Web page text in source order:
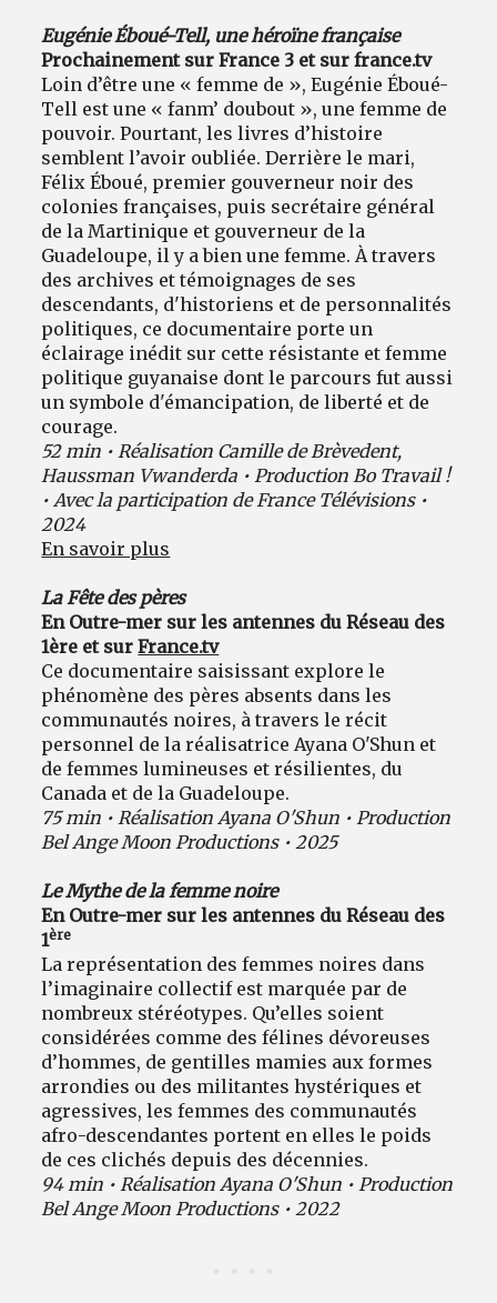
Eugénie Éboué-Tell, une héroïne française
Prochainement sur France 3 et sur france.tv
Loin d’être une « femme de », Eugénie Éboué-
Tell est une « fanm’ doubout », une femme de
pouvoir. Pourtant, les livres d’histoire
semblent l’avoir oubliée. Derrière le mari,
Félix Éboué, premier gouverneur noir des
colonies françaises, puis secrétaire général
de la Martinique et gouverneur de la
Guadeloupe, il y a bien une femme. À travers
des archives et témoignages de ses
descendants, d'historiens et de personnalités
politiques, ce documentaire porte un
éclairage inédit sur cette résistante et femme
politique guyanaise dont le parcours fut aussi
un symbole d'émancipation, de liberté et de
courage.
52 min • Réalisation Camille de Brèvedent,
Haussman Vwanderda • Production Bo Travail !
• Avec la participation de France Télévisions •
2024
En savoir plus
La Fête des pères
En Outre-mer sur les antennes du Réseau des
1ère et surFrance.tv
Ce documentaire saisissant explore le
phénomène des pères absents dans les
communautés noires, à travers le récit
personnel de la réalisatrice Ayana O'Shun et
de femmes lumineuses et résilientes, du
Canada et de la Guadeloupe.
75 min • Réalisation Ayana O'Shun • Production
Bel Ange Moon Productions • 2025
Le Mythe de la femme noire
En Outre-mer sur les antennes du Réseau des
1ère
La représentation des femmes noires dans
l’imaginaire collectif est marquée par de
nombreux stéréotypes. Qu’elles soient
considérées comme des félines dévoreuses
d’hommes, de gentilles mamies aux formes
arrondies ou des militantes hystériques et
agressives, les femmes des communautés
afro-descendantes portent en elles le poids
de ces clichés depuis des décennies.
94 min • Réalisation Ayana O'Shun • Production
Bel Ange Moon Productions • 2022